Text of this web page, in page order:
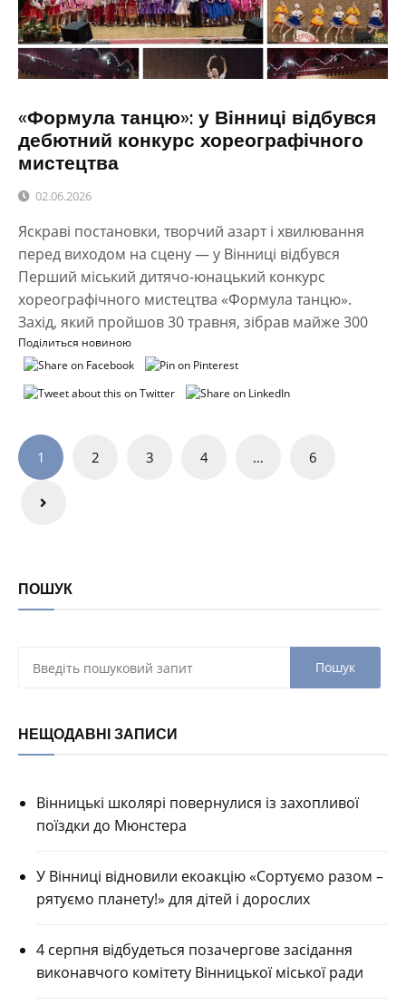
ПОШУК
НЕЩОДАВНІ ЗАПИСИ
Вінницькі школярі повернулися із захопливої
поїздки до Мюнстера
У Вінниці відновили екоакцію «Сортуємо разом –
рятуємо планету!» для дітей і дорослих
4 серпня відбудеться позачергове засідання
виконавчого комітету Вінницької міської ради
«Формула танцю»: у Вінниці відбувся
дебютний конкурс хореографічного
мистецтва
02.06.2026
Яскраві постановки, творчий азарт і хвилювання
перед виходом на сцену — у Вінниці відбувся
Перший міський дитячо-юнацький конкурс
хореографічного мистецтва «Формула танцю».
Захід, який пройшов 30 травня, зібрав майже 300
Поділиться новиною
Навігація
записів
1 2 3 4 … 6